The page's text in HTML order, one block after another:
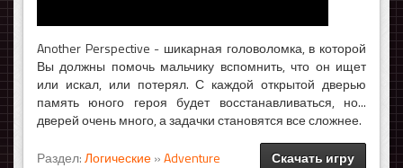
Another Perspective - шикарная головоломка, в которой
Вы должны помочь мальчику вспомнить, что он ищет
или искал, или потерял. С каждой открытой дверью
память юного героя будет восстанавливаться, но...
дверей очень много, а задачки становятся все сложнее.
Раздел:Логические»Adventure Скачать игру